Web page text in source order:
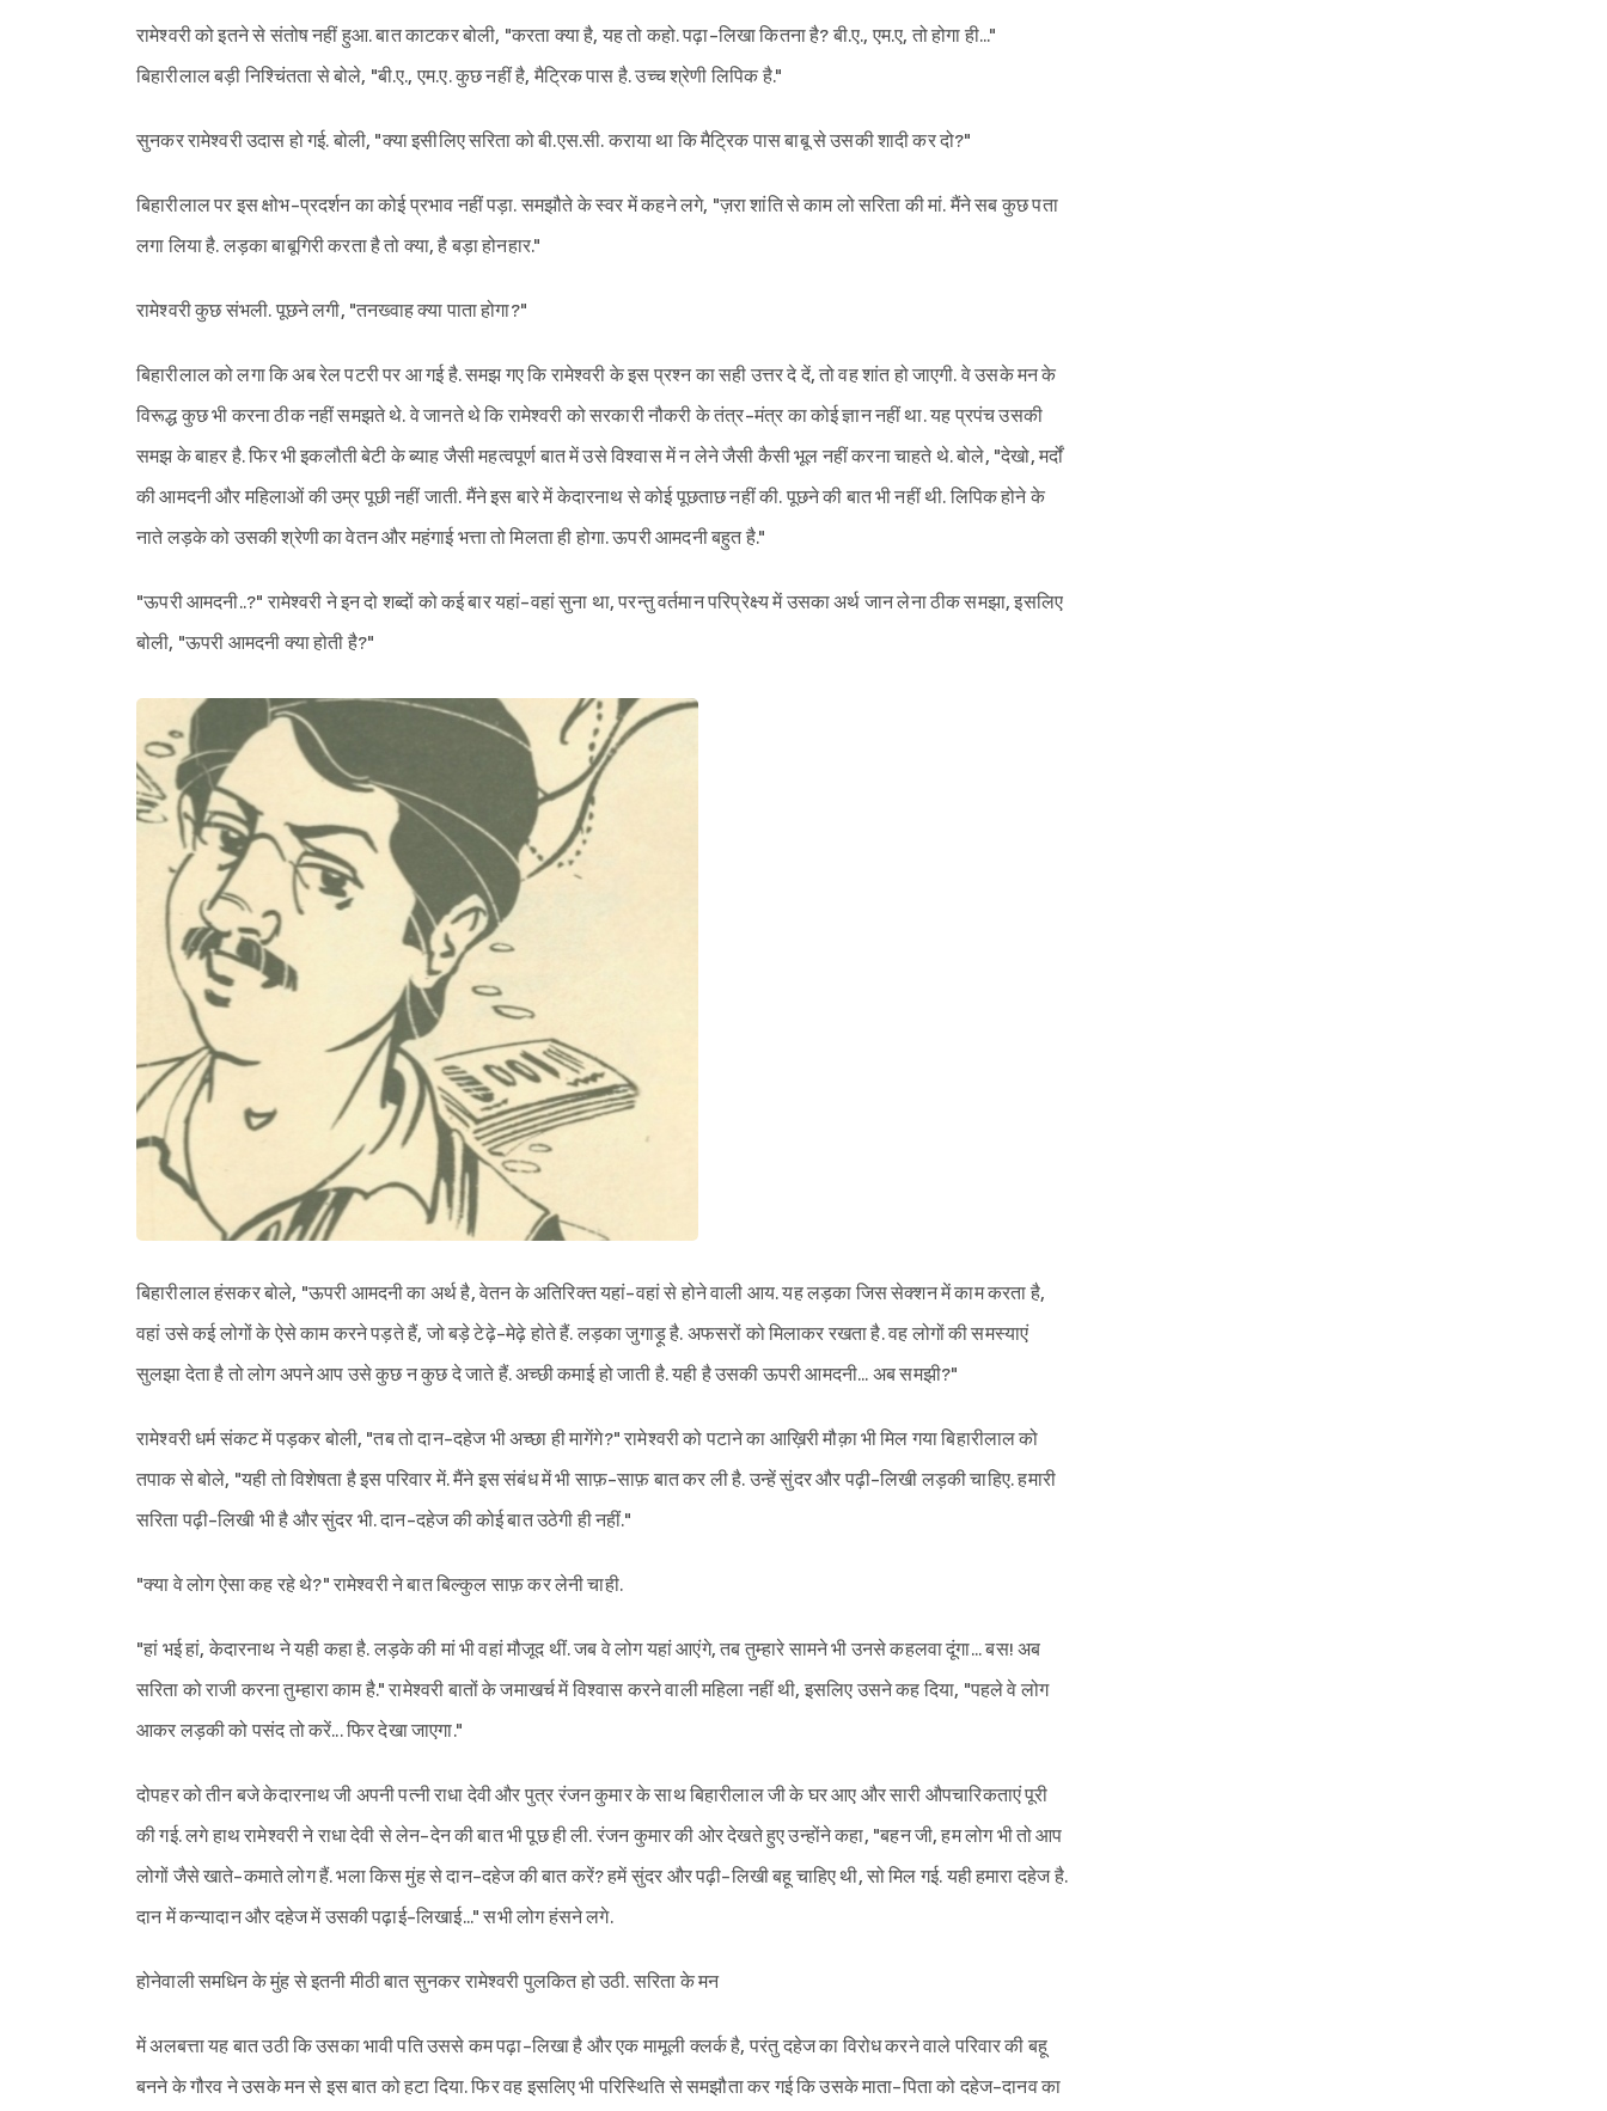
Sign in
रामेश्वरी को इतने से संतोष नहीं हुआ. बात काटकर बोली, "करता क्या है, यह तो कहो. पढ़ा-लिखा कितना है? बी.ए., एम.ए, तो होगा ही..."
बिहारीलाल बड़ी निश्चिंतता से बोले, "बी.ए., एम.ए. कुछ नहीं है, मैट्रिक पास है. उच्च श्रेणी लिपिक है."
सुनकर रामेश्वरी उदास हो गई. बोली, "क्या इसीलिए सरिता को बी.एस.सी. कराया था कि मैट्रिक पास बाबू से उसकी शादी कर दो?"
बिहारीलाल पर इस क्षोभ-प्रदर्शन का कोई प्रभाव नहीं पड़ा. समझौते के स्वर में कहने लगे, "ज़रा शांति से काम लो सरिता की मां. मैंने सब कुछ पता
लगा लिया है. लड़का बाबूगिरी करता है तो क्या, है बड़ा होनहार."
रामेश्वरी कुछ संभली. पूछने लगी, "तनख्वाह क्या पाता होगा?"
बिहारीलाल को लगा कि अब रेल पटरी पर आ गई है. समझ गए कि रामेश्वरी के इस प्रश्न का सही उत्तर दे दें, तो वह शांत हो जाएगी. वे उसके मन के
विरूद्ध कुछ भी करना ठीक नहीं समझते थे. वे जानते थे कि रामेश्वरी को सरकारी नौकरी के तंत्र-मंत्र का कोई ज्ञान नहीं था. यह प्रपंच उसकी
समझ के बाहर है. फिर भी इकलौती बेटी के ब्याह जैसी महत्वपूर्ण बात में उसे विश्वास में न लेने जैसी कैसी भूल नहीं करना चाहते थे. बोले, "देखो, मर्दों
की आमदनी और महिलाओं की उम्र पूछी नहीं जाती. मैंने इस बारे में केदारनाथ से कोई पूछताछ नहीं की. पूछने की बात भी नहीं थी. लिपिक होने के
नाते लड़के को उसकी श्रेणी का वेतन और महंगाई भत्ता तो मिलता ही होगा. ऊपरी आमदनी बहुत है."
"ऊपरी आमदनी..?" रामेश्वरी ने इन दो शब्दों को कई बार यहां-वहां सुना था, परन्तु वर्तमान परिप्रेक्ष्य में उसका अर्थ जान लेना ठीक समझा, इसलिए
बोली, "ऊपरी आमदनी क्या होती है?"
बिहारीलाल हंसकर बोले, "ऊपरी आमदनी का अर्थ है, वेतन के अतिरिक्त यहां-वहां से होने वाली आय. यह लड़का जिस सेक्शन में काम करता है,
वहां उसे कई लोगों के ऐसे काम करने पड़ते हैं, जो बड़े टेढ़े-मेढ़े होते हैं. लड़का जुगाड़ू है. अफसरों को मिलाकर रखता है. वह लोगों की समस्याएं
सुलझा देता है तो लोग अपने आप उसे कुछ न कुछ दे जाते हैं. अच्छी कमाई हो जाती है. यही है उसकी ऊपरी आमदनी... अब समझी?"
रामेश्वरी धर्म संकट में पड़कर बोली, "तब तो दान-दहेज भी अच्छा ही मागेंगे?" रामेश्वरी को पटाने का आख़िरी मौक़ा भी मिल गया बिहारीलाल को
तपाक से बोले, "यही तो विशेषता है इस परिवार में. मैंने इस संबंध में भी साफ़-साफ़ बात कर ली है. उन्हें सुंदर और पढ़ी-लिखी लड़की चाहिए. हमारी
सरिता पढ़ी-लिखी भी है और सुंदर भी. दान-दहेज की कोई बात उठेगी ही नहीं."
"क्या वे लोग ऐसा कह रहे थे?" रामेश्वरी ने बात बिल्कुल साफ़ कर लेनी चाही.
"हां भई हां, केदारनाथ ने यही कहा है. लड़के की मां भी वहां मौजूद थीं. जब वे लोग यहां आएंगे, तब तुम्हारे सामने भी उनसे कहलवा दूंगा... बस! अब
सरिता को राजी करना तुम्हारा काम है." रामेश्वरी बातों के जमाखर्च में विश्वास करने वाली महिला नहीं थी, इसलिए उसने कह दिया, "पहले वे लोग
आकर लड़की को पसंद तो करें... फिर देखा जाएगा."
दोपहर को तीन बजे केदारनाथ जी अपनी पत्नी राधा देवी और पुत्र रंजन कुमार के साथ बिहारीलाल जी के घर आए और सारी औपचारिकताएं पूरी
की गई. लगे हाथ रामेश्वरी ने राधा देवी से लेन-देन की बात भी पूछ ही ली. रंजन कुमार की ओर देखते हुए उन्होंने कहा, "बहन जी, हम लोग भी तो आप
लोगों जैसे खाते-कमाते लोग हैं. भला किस मुंह से दान-दहेज की बात करें? हमें सुंदर और पढ़ी-लिखी बहू चाहिए थी, सो मिल गई. यही हमारा दहेज है.
दान में कन्यादान और दहेज में उसकी पढ़ाई-लिखाई..." सभी लोग हंसने लगे.
होनेवाली समधिन के मुंह से इतनी मीठी बात सुनकर रामेश्वरी पुलकित हो उठी. सरिता के मन
में अलबत्ता यह बात उठी कि उसका भावी पति उससे कम पढ़ा-लिखा है और एक मामूली क्लर्क है, परंतु दहेज का विरोध करने वाले परिवार की बहू
बनने के गौरव ने उसके मन से इस बात को हटा दिया. फिर वह इसलिए भी परिस्थिति से समझौता कर गई कि उसके माता-पिता को दहेज-दानव का